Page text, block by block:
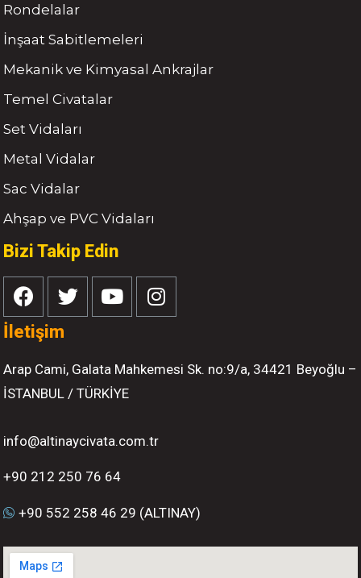
Rondelalar
İnşaat Sabitlemeleri
Mekanik ve Kimyasal Ankrajlar
Temel Civatalar
Set Vidaları
Metal Vidalar
Sac Vidalar
Ahşap ve PVC Vidaları
Bizi Takip Edin
İletişim
Arap Cami, Galata Mahkemesi Sk. no:9/a, 34421 Beyoğlu –
İSTANBUL / TÜRKİYE
info@altinaycivata.com.tr
+90 212 250 76 64
+90 552 258 46 29 (ALTINAY)